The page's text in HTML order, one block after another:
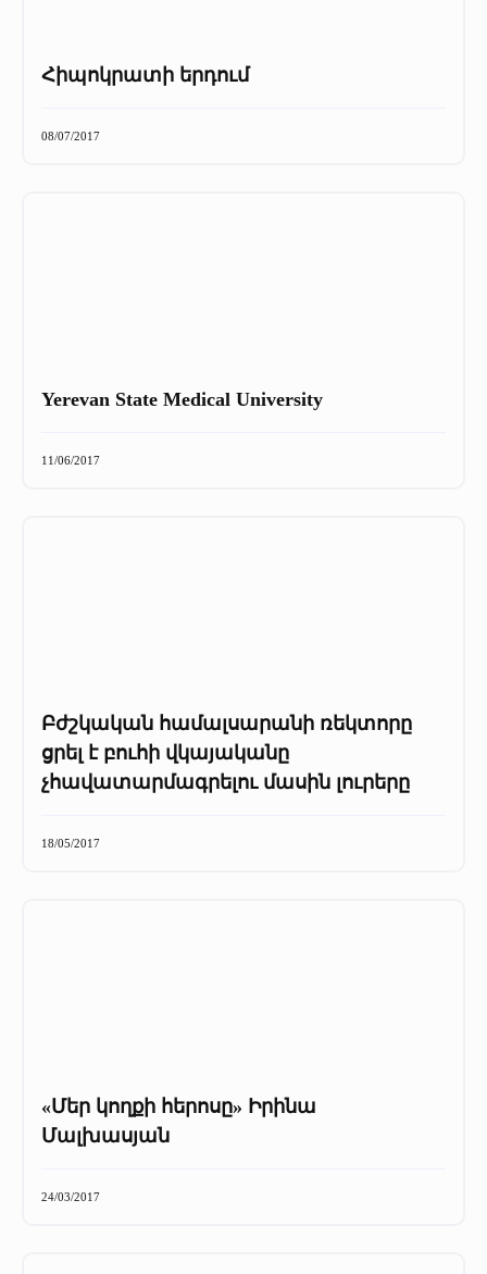
Հիպոկրատի երդում
08/07/2017
Yerevan State Medical University
11/06/2017
Բժշկական համալսարանի ռեկտորը
ցրել է բուհի վկայականը
չհավատարմագրելու մասին լուրերը
18/05/2017
«Մեր կողքի հերոսը» Իրինա
Մալխասյան
24/03/2017